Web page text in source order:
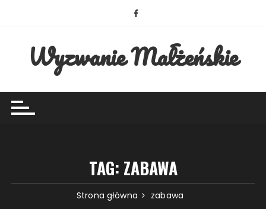
Wyzwanie Małżeńskie
TAG: ZABAWA
Strona główna zabawa